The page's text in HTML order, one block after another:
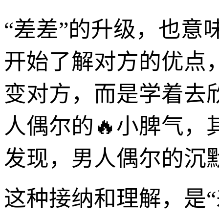
“差差”的升级，也意
开始了解对方的优点
变对方，而是学着去
人偶尔的🔥小脾气，
发现，男人偶尔的沉
这种接纳和理解，是